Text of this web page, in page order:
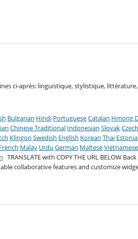
ci-après: linguistique, stylistique, littérature,
Bulgarian Hindi PortugueseCatalan Hmong
Chinese Traditional Indonesian SlovakCzech
Klingon Swedish English Korean Thai
Malay Urdu German MalteseVietnamese
TRANSLATE with COPY THE URL BELOW Back
collaborative features and customize